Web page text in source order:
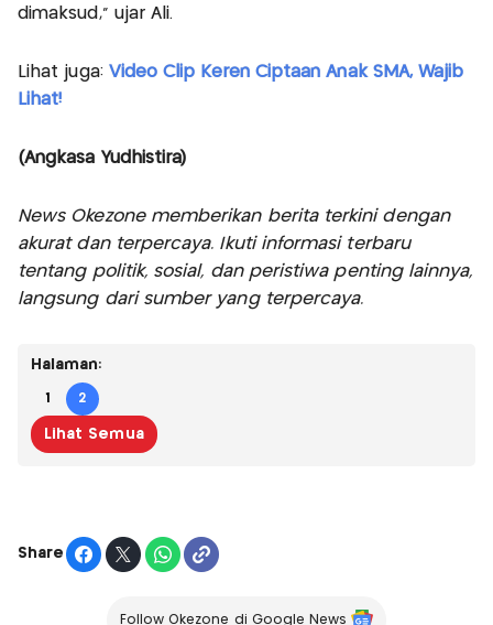
dimaksud," ujar Ali.
Lihat juga: Video Clip Keren Ciptaan Anak SMA, Wajib
Lihat!
(Angkasa Yudhistira)
News Okezone memberikan berita terkini dengan
akurat dan terpercaya. Ikuti informasi terbaru
tentang politik, sosial, dan peristiwa penting lainnya,
langsung dari sumber yang terpercaya.
Halaman:
1 2
Lihat Semua
Share
Follow Okezone di Google News